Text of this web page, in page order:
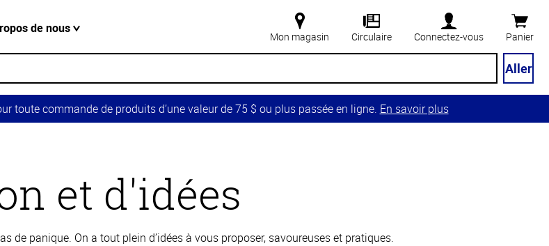
de nous
Mon magasin Circulaire Connectez-vous Panier
Aller
toute commande de produits d’une valeur de 75 $ ou plus passée en ligne. En savoir plus
et d'idées
panique. On a tout plein d’idées à vous proposer, savoureuses et pratiques.